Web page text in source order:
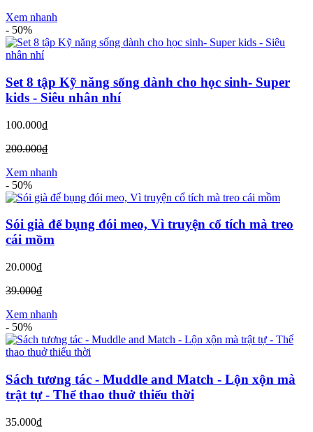
Xem nhanh
- 50%
Set 8 tập Kỹ năng sống dành cho học sinh- Super
kids - Siêu nhân nhí
100.000₫
200.000₫
Xem nhanh
- 50%
Sói già để bụng đói meo, Vì truyện cổ tích mà treo
cái mồm
20.000₫
39.000₫
Xem nhanh
- 50%
Sách tương tác - Muddle and Match - Lộn xộn mà
trật tự - Thể thao thuở thiếu thời
35.000₫